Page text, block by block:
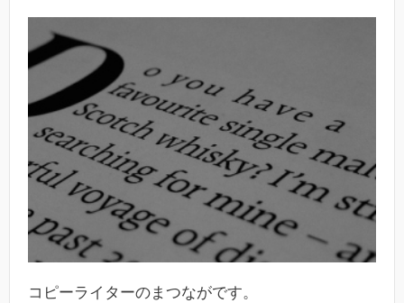
コピーライターのまつながです。